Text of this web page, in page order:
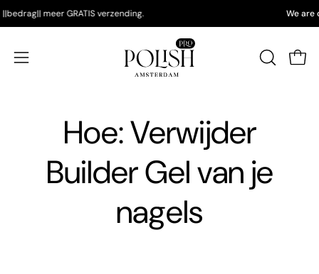
Doorgaan
naar
||bedrag|| meer GRATIS verzending.
Navigatiemenu
Hoe: Verwijder
Builder Gel van je
nagels